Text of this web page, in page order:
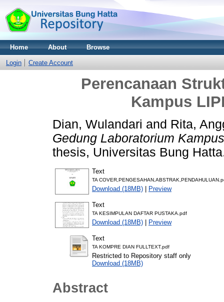
Home About Browse
Login Create Account
Perencanaan
Kampus
Dian, Wulandari and Rita,
Gedung Laboratorium
thesis, Universitas Bung
Text
TA
Download (18MB) | Preview
Text
TA KESIMPULAN DAFTAR PUSTAKA.pdf
Download (18MB) | Preview
Text
TA KOMPRE DIAN FULLTEXT.pdf
Restricted to Repository staff only
Download (18MB)
Abstract